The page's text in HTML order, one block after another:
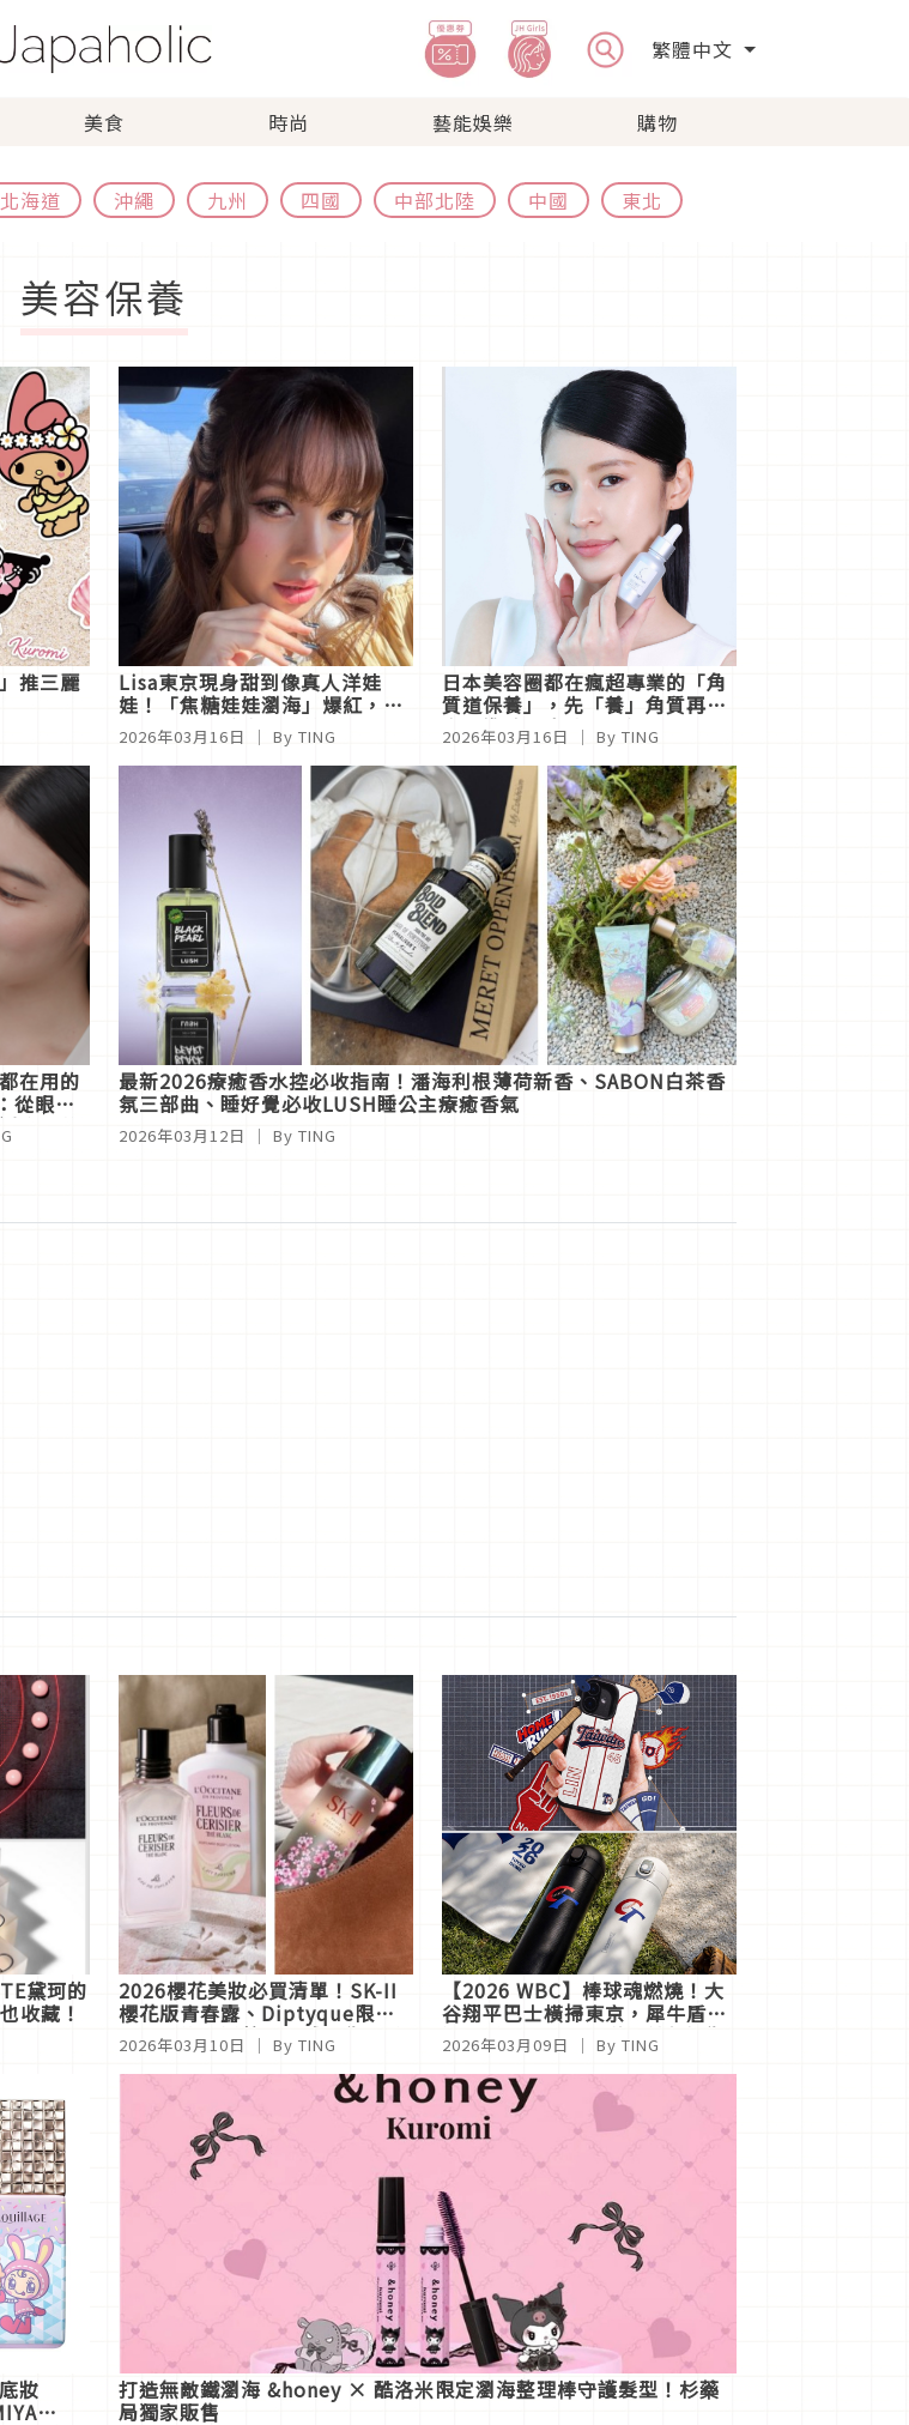
繁體中文
美食 時尚 藝能娛樂 購物
北海道 沖繩 九州 四國 中部北陸 中國 東北
美容保養
推三麗 Lisa東京現身甜到像真人洋娃
娃！「焦糖娃娃瀏海」爆紅，跨
世代日本女孩瘋狂模仿！
2026年03月16日 ｜ By TING
日本美容圈都在瘋超專業的「角
質道保養」，先「養」角質再美
白，準確順序才是關鍵！
2026年03月16日 ｜ By TING
在用的
從眼周
亮日雜
最新2026療癒香水控必收指南！潘海利根薄荷新香、SABON白茶香
氛三部曲、睡好覺必收LUSH睡公主療癒香氣
2026年03月12日 ｜ By TING
黛珂的
收藏！
2026櫻花美妝必買清單！SK-II
櫻花版青春露、Diptyque限量
香氛收錄，嬌蘭「全球18瓶」蜂
印瓶夢幻登場
2026年03月10日 ｜ By TING
【2026 WBC】棒球魂燃燒！大
谷翔平巴士橫掃東京，犀牛盾客
製化手機殼、中華隊純鈦保溫瓶
引爆應援潮，快跟上！
2026年03月09日 ｜ By TING
妝 打造無敵鐵瀏海 &honey × 酷洛米限定瀏海整理棒守護髮型！杉藥
局獨家販售